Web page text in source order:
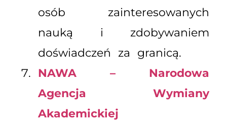
osób zainteresowanych
nauką i zdobywaniem
doświadczeń za granicą.
NAWA – Narodowa
Agencja Wymiany
Akademickiej